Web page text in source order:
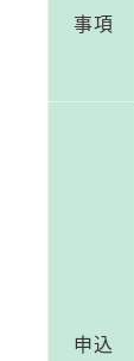
事項
申込